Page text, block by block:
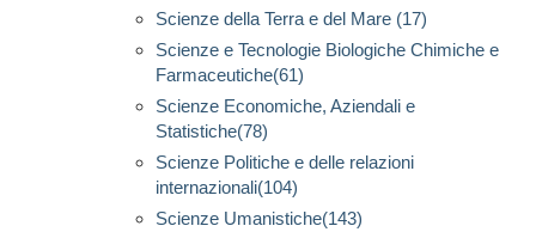
Scienze della Terra e del Mare (17)
Scienze e Tecnologie Biologiche Chimiche e
Farmaceutiche(61)
Scienze Economiche, Aziendali e
Statistiche(78)
Scienze Politiche e delle relazioni
internazionali(104)
Scienze Umanistiche(143)